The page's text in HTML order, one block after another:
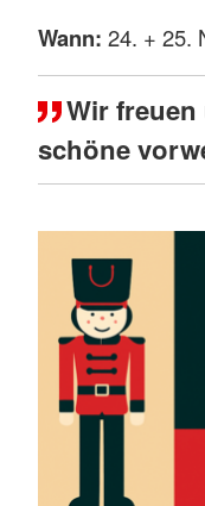
Wann: 24. + 25.
Wir
schöne